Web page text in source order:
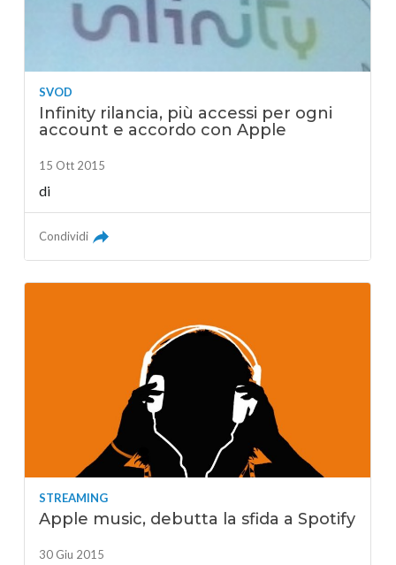
SVOD
Infinity rilancia, più accessi per ogni
account e accordo con Apple
15 Ott 2015
di
Condividi
STREAMING
Apple music, debutta la sfida a Spotify
30 Giu 2015